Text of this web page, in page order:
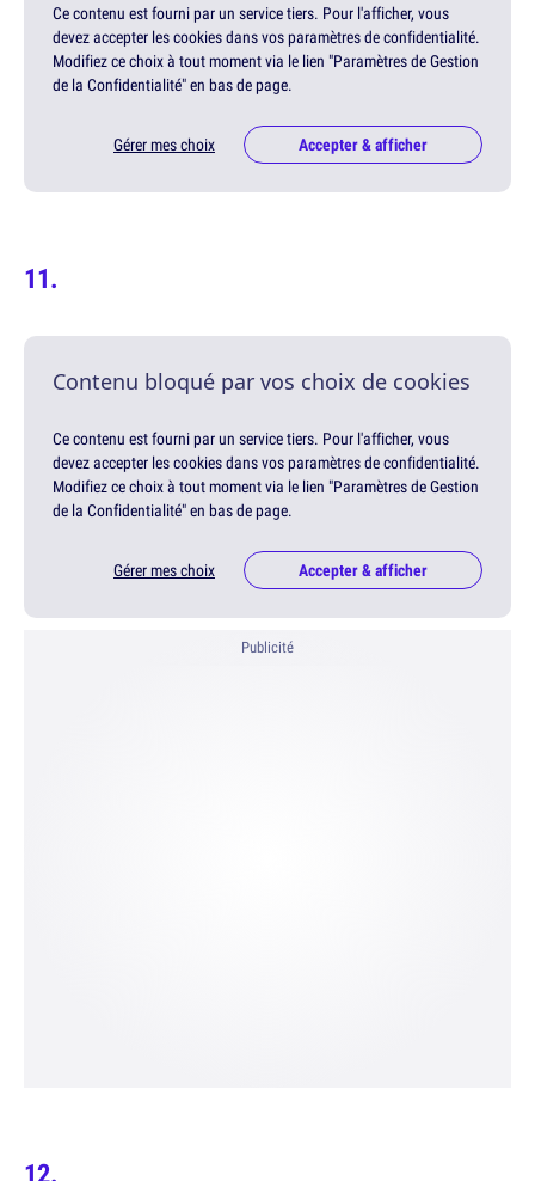
Ce contenu est fourni par un service tiers. Pour l'afficher, vous
devez accepter les cookies dans vos paramètres de confidentialité.
Modifiez ce choix à tout moment via le lien "Paramètres de Gestion
de la Confidentialité" en bas de page.
Gérer mes choix Accepter & afficher
Contenu bloqué par vos choix de cookies
Ce contenu est fourni par un service tiers. Pour l'afficher, vous
devez accepter les cookies dans vos paramètres de confidentialité.
Modifiez ce choix à tout moment via le lien "Paramètres de Gestion
de la Confidentialité" en bas de page.
Gérer mes choix Accepter & afficher
Publicité